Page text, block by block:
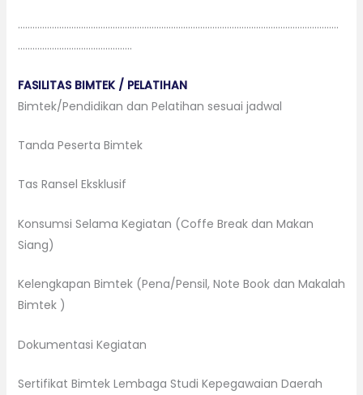
……………………………………………………………………………………………………………………
………………………………………..
FASILITAS BIMTEK / PELATIHAN
Bimtek/Pendidikan dan Pelatihan sesuai jadwal
Tanda Peserta Bimtek
Tas Ransel Eksklusif
Konsumsi Selama Kegiatan (Coffe Break dan Makan
Siang)
Kelengkapan Bimtek (Pena/Pensil, Note Book dan Makalah
Bimtek )
Dokumentasi Kegiatan
Sertifikat Bimtek Lembaga Studi Kepegawaian Daerah